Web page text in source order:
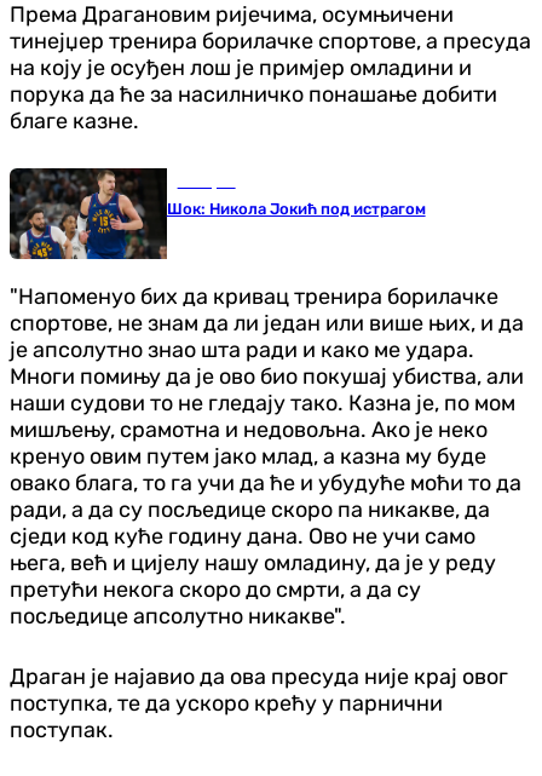
Према Драгановим ријечима, осумњичени
тинејџер тренира борилачке спортове, а пресуда
на коју је осуђен лош је примјер омладини и
порука да ће за насилничко понашање добити
благе казне.
Шок: Никола Јокић под истрагом
"Напоменуо бих да кривац тренира борилачке
спортове, не знам да ли један или више њих, и да
је апсолутно знао шта ради и како ме удара.
Многи помињу да је ово био покушај убиства, али
наши судови то не гледају тако. Казна је, по мом
мишљењу, срамотна и недовољна. Ако је неко
кренуо овим путем јако млад, а казна му буде
овако блага, то га учи да ће и убудуће моћи то да
ради, а да су посљедице скоро па никакве, да
сједи код куће годину дана. Ово не учи само
њега, већ и цијелу нашу омладину, да је у реду
претући некога скоро до смрти, а да су
посљедице апсолутно никакве".
Драган је најавио да ова пресуда није крај овог
поступка, те да ускоро крећу у парнични
поступак.